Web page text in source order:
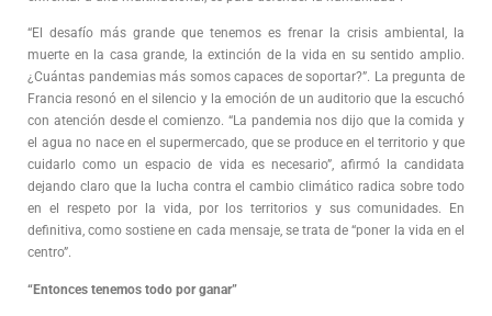
“El desafío más grande que tenemos es frenar la crisis ambiental, la
muerte en la casa grande, la extinción de la vida en su sentido amplio.
¿Cuántas pandemias más somos capaces de soportar?”. La pregunta de
Francia resonó en el silencio y la emoción de un auditorio que la escuchó
con atención desde el comienzo. “La pandemia nos dijo que la comida y
el agua no nace en el supermercado, que se produce en el territorio y que
cuidarlo como un espacio de vida es necesario”, afirmó la candidata
dejando claro que la lucha contra el cambio climático radica sobre todo
en el respeto por la vida, por los territorios y sus comunidades. En
definitiva, como sostiene en cada mensaje, se trata de “poner la vida en el
centro”.
“Entonces tenemos todo por ganar”